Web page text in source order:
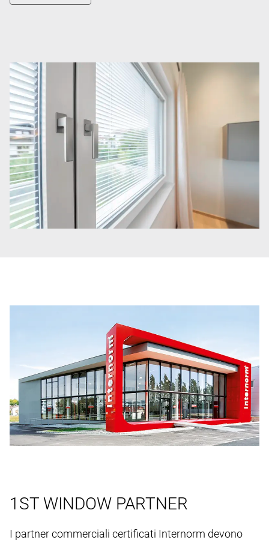
1ST WINDOW PARTNER
I partner commerciali certificati Internorm devono